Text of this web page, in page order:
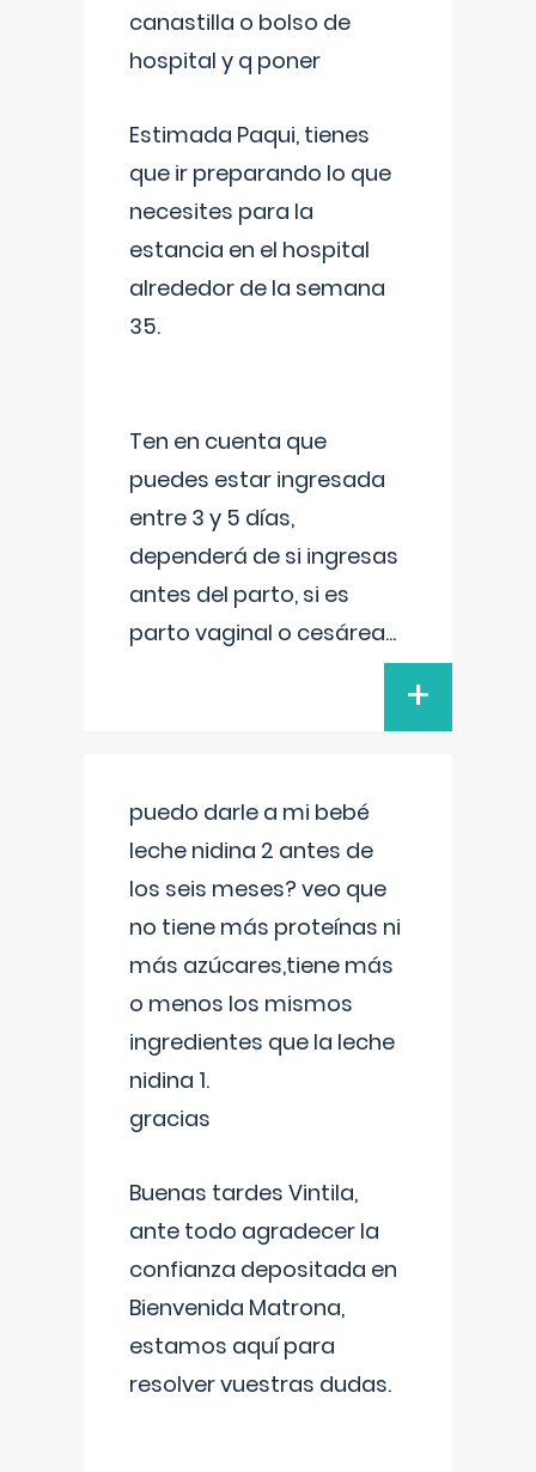
canastilla o bolso de
hospital y q poner
Estimada Paqui, tienes
que ir preparando lo que
necesites para la
estancia en el hospital
alrededor de la semana
35.
Ten en cuenta que
puedes estar ingresada
entre 3 y 5 días,
dependerá de si ingresas
antes del parto, si es
parto vaginal o cesárea...
+
puedo darle a mi bebé
leche nidina 2 antes de
los seis meses? veo que
no tiene más proteínas ni
más azúcares,tiene más
o menos los mismos
ingredientes que la leche
nidina 1.
gracias
Buenas tardes Vintila,
ante todo agradecer la
confianza depositada en
Bienvenida Matrona,
estamos aquí para
resolver vuestras dudas.